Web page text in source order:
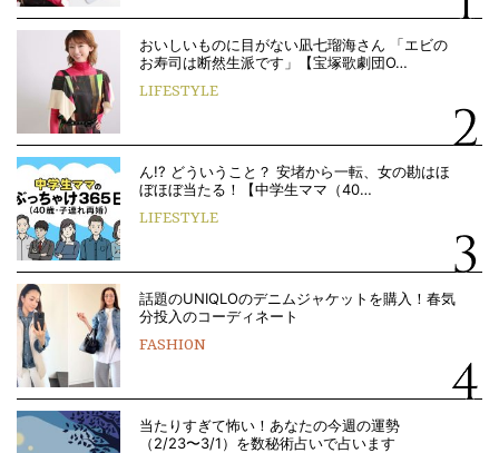
おいしいものに目がない凪七瑠海さん 「エビの
お寿司は断然生派です」【宝塚歌劇団O…
LIFESTYLE
ん!? どういうこと？ 安堵から一転、女の勘はほ
ぼほぼ当たる！【中学生ママ（40…
LIFESTYLE
話題のUNIQLOのデニムジャケットを購入！春気
分投入のコーディネート
FASHION
当たりすぎて怖い！あなたの今週の運勢
（2/23〜3/1）を数秘術占いで占います